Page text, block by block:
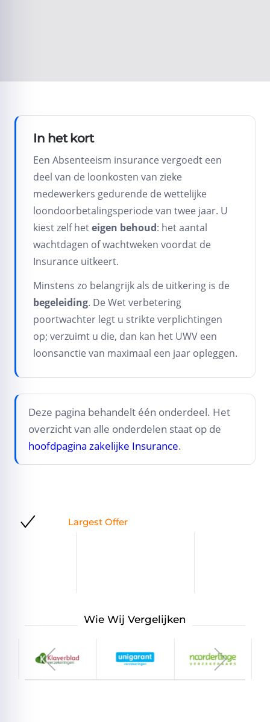
In het kort
Een Absenteeism insurance vergoedt een
deel van de loonkosten van zieke
medewerkers gedurende de wettelijke
loondoorbetalingsperiode van twee jaar. U
kiest zelf heteigen behoud: het aantal
wachtdagen of wachtweken voordat de
Insurance uitkeert.
Minstens zo belangrijk als de uitkering is de
begeleiding. De Wet verbetering
poortwachter legt u strikte verplichtingen
op; verzuimt u die, dan kan het UWV een
loonsanctie van maximaal een jaar opleggen.
Deze pagina behandelt één onderdeel. Het
overzicht van alle onderdelen staat op de
hoofdpagina zakelijke Insurance.
Largest Offer
Wie Wij Vergelijken